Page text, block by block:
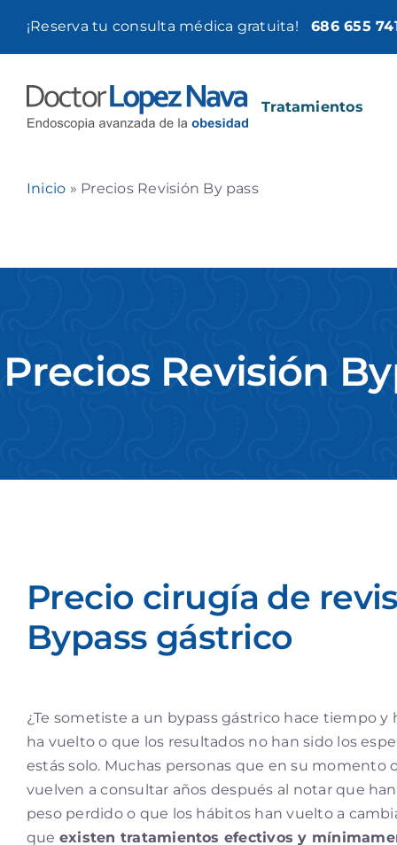
contenido
¡Reserva tu consulta médica gratuita! 686 655
Tratamientos
Inicio » Precios Revisión By pass
Precios Revisión
Precio cirugía de
Bypass gástrico
¿Te sometiste a un bypass gástrico hace tiempo y
ha vuelto o que los resultados no han sido los
estás solo. Muchas personas que en su momento
vuelven a consultar años después al notar que
peso perdido o que los hábitos han vuelto a
que existen tratamientos efectivos y